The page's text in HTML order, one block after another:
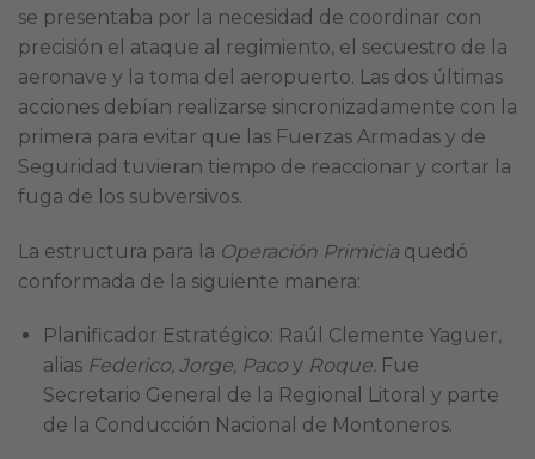
se presentaba por la necesidad de coordinar con
precisión el ataque al regimiento, el secuestro de la
aeronave y la toma del aeropuerto. Las dos últimas
acciones debían realizarse sincronizadamente con la
primera para evitar que las Fuerzas Armadas y de
Seguridad tuvieran tiempo de reaccionar y cortar la
fuga de los subversivos.
La estructura para la Operación Primicia quedó
conformada de la siguiente manera:
Planificador Estratégico: Raúl Clemente Yaguer,
alias Federico, Jorge, Pacoy Roque.Fue
Secretario General de la Regional Litoral y parte
de la Conducción Nacional de Montoneros.